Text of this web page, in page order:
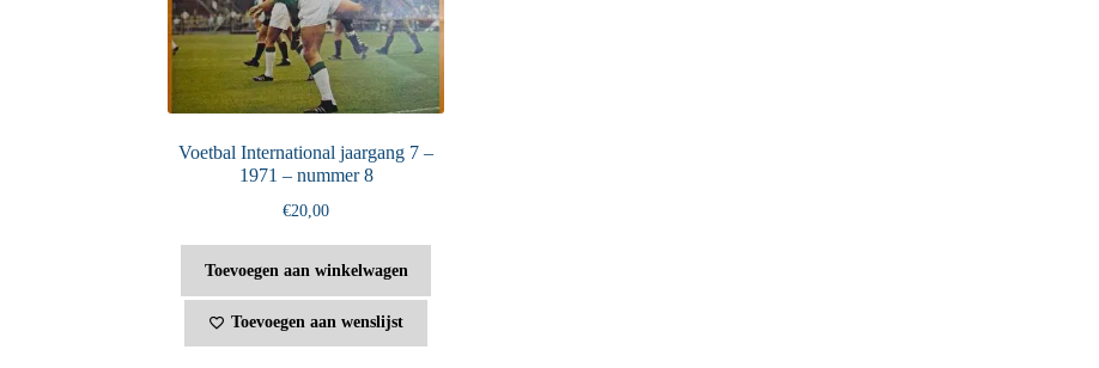
Voetbal International jaargang 7 –
1971 – nummer 8
€20,00
Toevoegen aan winkelwagen
Toevoegen aan wenslijst